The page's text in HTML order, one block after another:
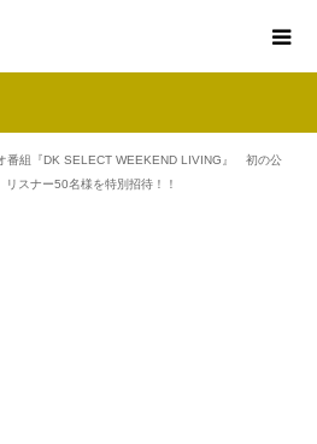
番組『DK SELECT WEEKEND LIVING』 初の公
スナー50名様を特別招待！！